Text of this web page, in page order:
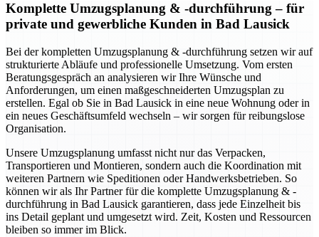
Komplette Umzugsplanung & -durchführung – für
private und gewerbliche Kunden in Bad Lausick
Bei der kompletten Umzugsplanung & -durchführung setzen wir auf
strukturierte Abläufe und professionelle Umsetzung. Vom ersten
Beratungsgespräch an analysieren wir Ihre Wünsche und
Anforderungen, um einen maßgeschneiderten Umzugsplan zu
erstellen. Egal ob Sie in Bad Lausick in eine neue Wohnung oder in
ein neues Geschäftsumfeld wechseln – wir sorgen für reibungslose
Organisation.
Unsere Umzugsplanung umfasst nicht nur das Verpacken,
Transportieren und Montieren, sondern auch die Koordination mit
weiteren Partnern wie Speditionen oder Handwerksbetrieben. So
können wir als Ihr Partner für die komplette Umzugsplanung & -
durchführung in Bad Lausick garantieren, dass jede Einzelheit bis
ins Detail geplant und umgesetzt wird. Zeit, Kosten und Ressourcen
bleiben so immer im Blick.